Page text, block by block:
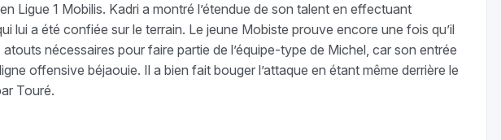
Ligue 1 Mobilis. Kadri a montré l’étendue de son talent en effectuant
lui a été confiée sur le terrain. Le jeune Mobiste prouve encore une fois qu’il
nécessaires pour faire partie de l’équipe-type de Michel, car son entrée
offensive béjaouie. Il a bien fait bouger l’attaque en étant même derrière le
Touré.